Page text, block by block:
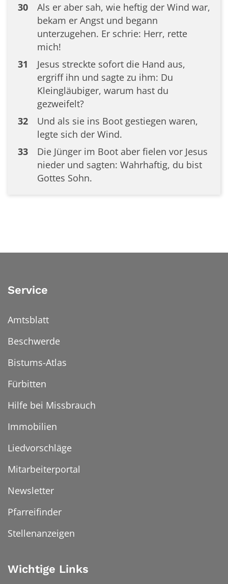
30
Als er aber sah, wie heftig der Wind war,
bekam er Angst und begann
unterzugehen. Er schrie: Herr, rette
mich!
31
Jesus streckte sofort die Hand aus,
ergriff ihn und sagte zu ihm: Du
Kleingläubiger, warum hast du
gezweifelt?
32
Und als sie ins Boot gestiegen waren,
legte sich der Wind.
33
Die Jünger im Boot aber fielen vor Jesus
nieder und sagten: Wahrhaftig, du bist
Gottes Sohn.
Service
Amtsblatt
Beschwerde
Bistums-Atlas
Fürbitten
Hilfe bei Missbrauch
Immobilien
Liedvorschläge
Mitarbeiterportal
Newsletter
Pfarreifinder
Stellenanzeigen
Wichtige Links